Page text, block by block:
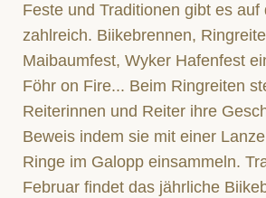
Feste und Traditionen gibt es auf
zahlreich. Biikebrennen,
Maibaumfest, Wyker Hafenfest
Föhr on Fire... Beim Ringreiten
Reiterinnen und Reiter ihre
Beweis indem sie mit einer
Ringe im Galopp einsammeln.
Februar findet das jährliche